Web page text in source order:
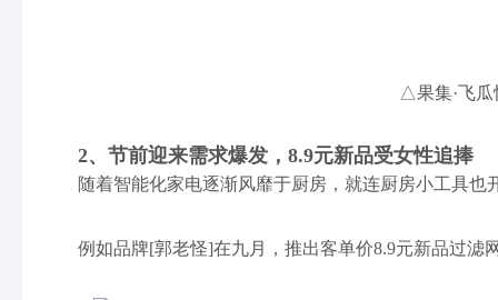
△果集·飞瓜
2、节前迎来需求爆发，8.9元新品受女性追捧
随着智能化家电逐渐风靡于厨房，就连厨房小工具也
例如品牌[郭老怪]在九月，推出客单价8.9元新品过